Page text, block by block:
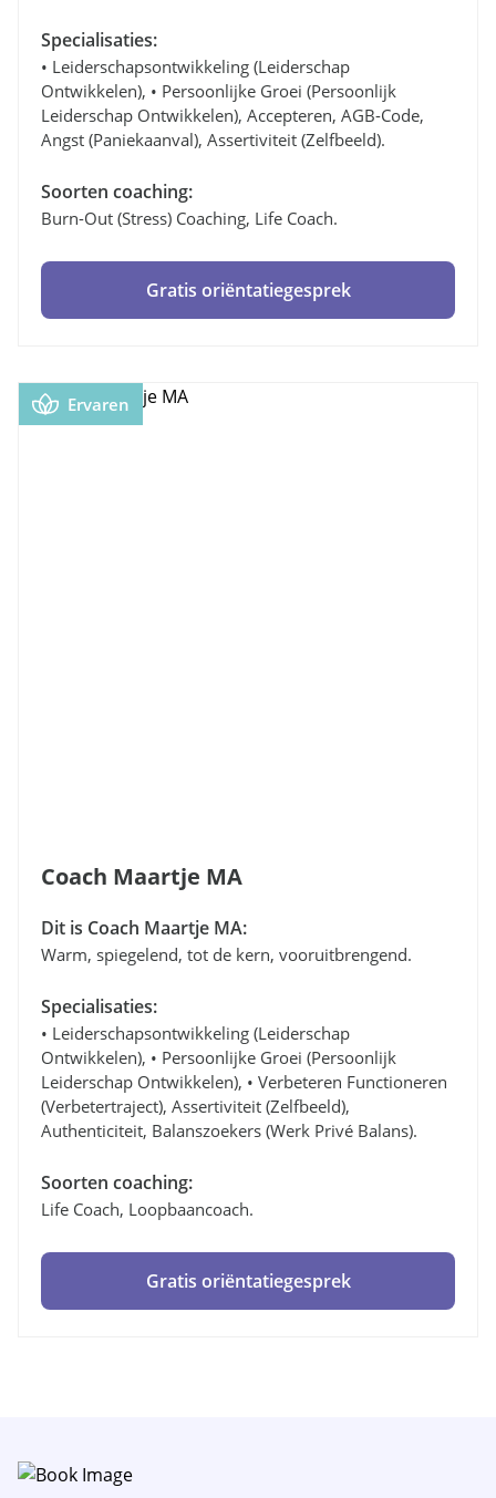
Specialisaties:
• Leiderschapsontwikkeling (leiderschap
Ontwikkelen), • Persoonlijke Groei (persoonlijk
Leiderschap Ontwikkelen), Accepteren, AGB-Code,
Angst (paniekaanval), Assertiviteit (zelfbeeld).
Soorten coaching:
Burn-Out (stress) Coaching, Life Coach.
Gratis oriëntatiegesprek
Ervaren
Coach Maartje MA
Dit is Coach Maartje MA:
Warm, spiegelend, tot de kern, vooruitbrengend.
Specialisaties:
• Leiderschapsontwikkeling (leiderschap
Ontwikkelen), • Persoonlijke Groei (persoonlijk
Leiderschap Ontwikkelen), • Verbeteren Functioneren
(verbetertraject), Assertiviteit (zelfbeeld),
Authenticiteit, Balanszoekers (werk Privé Balans).
Soorten coaching:
Life Coach, Loopbaancoach.
Gratis oriëntatiegesprek